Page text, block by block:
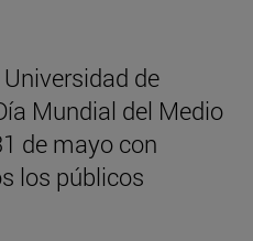
de
Mundial del Medio
de mayo con
los públicos